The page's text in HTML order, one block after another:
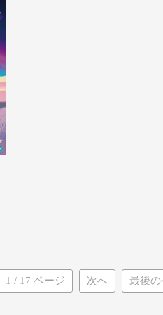
1 / 17 ページ 次へ 最後